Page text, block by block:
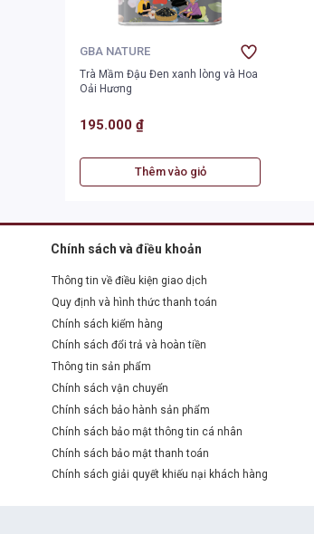
GBA NATURE
Trà Mầm Đậu Đen xanh lòng và Hoa
Oải Hương
195.000 ₫
Thêm vào giỏ
Chính sách và điều khoản
Thông tin về điều kiện giao dịch
Quy định và hình thức thanh toán
Chính sách kiểm hàng
Chính sách đổi trả và hoàn tiền
Thông tin sản phẩm
Chính sách vận chuyển
Chính sách bảo hành sản phẩm
Chính sách bảo mật thông tin cá nhân
Chính sách bảo mật thanh toán
Chính sách giải quyết khiếu nại khách hàng